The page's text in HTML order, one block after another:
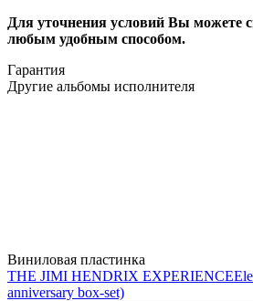
Для уточнения условий Вы можете
любым удобным способом.
Гарантия
Другие альбомы исполнителя
Виниловая пластинка
THE JIMI HENDRIX EXPERIENCE
anniversary box-set)